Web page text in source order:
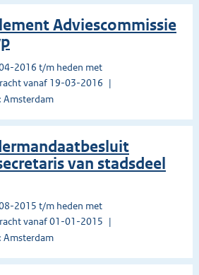
Adviescommissie
2016 t/m heden met
vanaf 19-03-2016
Amsterdam
van stadsdeel
2015 t/m heden met
vanaf 01-01-2015
Amsterdam